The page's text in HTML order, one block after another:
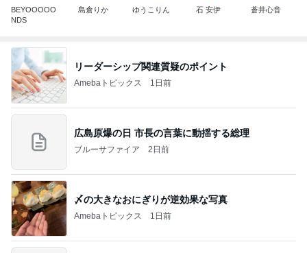
BEYOOOOO
NDS
島倉りか ゆうこりん 石 安伊 蒼井心音
リーダーシップ関連質疑のポイント
Amebaトピックス 1日前
広島原爆の日 市長の言葉に動揺する総理
ブルーサファイア 2日前
〆の大きなおにぎりが逆効果な写真
Amebaトピックス 1日前